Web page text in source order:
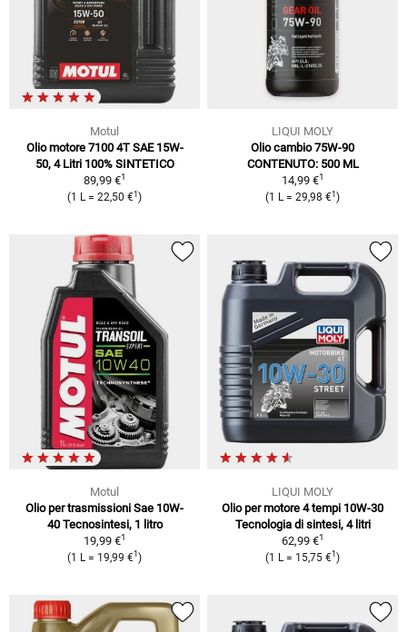
Motul
Olio motore 7100 4T SAE 15W-
50, 4 Litri 100% SINTETICO
89,99 €1
(1 L = 22,50 €1 )
LIQUI MOLY
Olio cambio 75W-90
CONTENUTO: 500 ML
14,99 €1
(1 L = 29,98 €1 )
Motul
Olio per trasmissioni Sae 10W-
40 Tecnosintesi, 1 litro
19,99 €1
(1 L = 19,99 €1 )
LIQUI MOLY
Olio per motore 4 tempi 10W-30
Tecnologia di sintesi, 4 litri
62,99 €1
(1 L = 15,75 €1 )